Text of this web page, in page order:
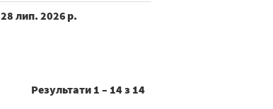
28 лип. 2026 р.
Результати 1 – 14з 14